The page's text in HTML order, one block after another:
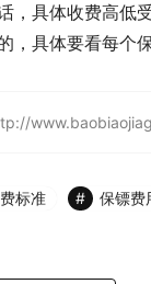
，具体收费高低
具体要看每个
标准 保镖费